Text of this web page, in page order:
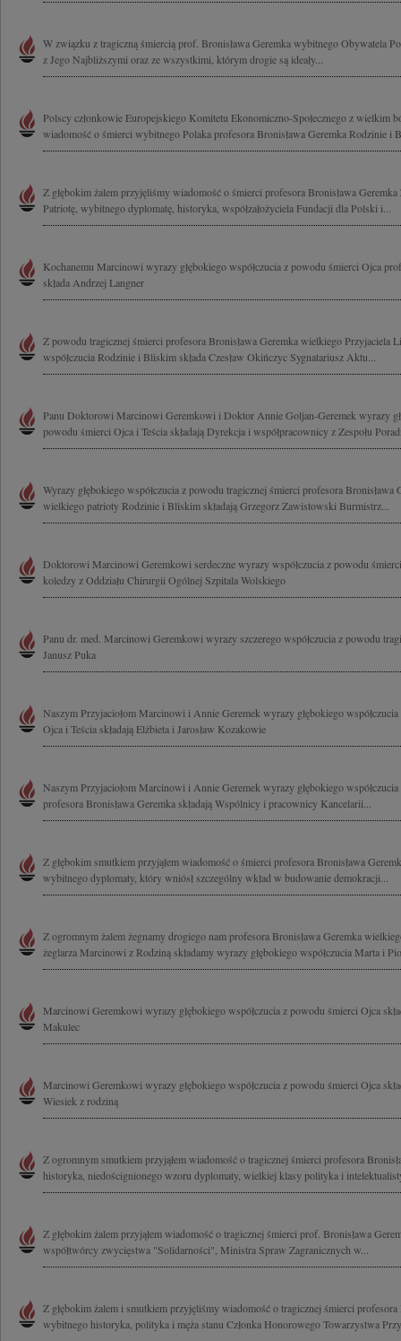
W związku z tragiczną śmiercią prof. Bronisława Geremka wybitnego Obywatela
z Jego Najbliższymi oraz ze wszystkimi, którym drogie są ideały...
Polscy członkowie Europejskiego Komitetu Ekonomiczno-Społecznego z wielkim
wiadomość o śmierci wybitnego Polaka profesora Bronisława Geremka Rodzinie i
Z głębokim żalem przyjęliśmy wiadomość o śmierci profesora Bronisława
Patriotę, wybitnego dyplomatę, historyka, współzałożyciela Fundacji dla Polski i...
Kochanemu Marcinowi wyrazy głębokiego współczucia z powodu śmierci Ojca
składa Andrzej Langner
Z powodu tragicznej śmierci profesora Bronisława Geremka wielkiego Przyjaciela
współczucia Rodzinie i Bliskim składa Czesław Okińczyc Sygnatariusz Aktu...
Panu Doktorowi Marcinowi Geremkowi i Doktor Annie Goljan-Geremek wyrazy
powodu śmierci Ojca i Teścia składają Dyrekcja i współpracownicy z Zespołu
Wyrazy głębokiego współczucia z powodu tragicznej śmierci profesora
wielkiego patrioty Rodzinie i Bliskim składają Grzegorz Zawistowski Burmistrz...
Doktorowi Marcinowi Geremkowi serdeczne wyrazy współczucia z powodu
koledzy z Oddziału Chirurgii Ogólnej Szpitala Wolskiego
Panu dr. med. Marcinowi Geremkowi wyrazy szczerego współczucia z powodu
Janusz Puka
Naszym Przyjaciołom Marcinowi i Annie Geremek wyrazy głębokiego
Ojca i Teścia składają Elżbieta i Jarosław Kozakowie
Naszym Przyjaciołom Marcinowi i Annie Geremek wyrazy głębokiego
profesora Bronisława Geremka składają Wspólnicy i pracownicy Kancelarii...
Z głębokim smutkiem przyjąłem wiadomość o śmierci profesora Bronisława
wybitnego dyplomaty, który wniósł szczególny wkład w budowanie demokracji...
Z ogromnym żalem żegnamy drogiego nam profesora Bronisława Geremka
żeglarza Marcinowi z Rodziną składamy wyrazy głębokiego współczucia Marta i
Marcinowi Geremkowi wyrazy głębokiego współczucia z powodu śmierci Ojca
Makulec
Marcinowi Geremkowi wyrazy głębokiego współczucia z powodu śmierci Ojca
Wiesiek z rodziną
Z ogromnym smutkiem przyjąłem wiadomość o tragicznej śmierci profesora
historyka, niedoścignionego wzoru dyplomaty, wielkiej klasy polityka i
Z głębokim żalem przyjąłem wiadomość o tragicznej śmierci prof. Bronisława
współtwórcy zwycięstwa "Solidarności", Ministra Spraw Zagranicznych w...
Z głębokim żalem i smutkiem przyjęliśmy wiadomość o tragicznej śmierci profesora
wybitnego historyka, polityka i męża stanu Członka Honorowego Towarzystwa